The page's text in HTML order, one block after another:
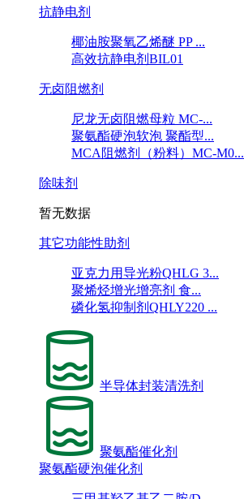
抗静电剂
椰油胺聚氧乙烯醚 PP ...
高效抗静电剂BIL01
无卤阻燃剂
尼龙无卤阻燃母粒 MC-...
聚氨酯硬泡软泡 聚酯型...
MCA阻燃剂（粉料）MC-M0...
除味剂
暂无数据
其它功能性助剂
亚克力用导光粉QHLG 3...
聚烯烃增光增亮剂 食...
磷化氢抑制剂QHLY220 ...
半导体封装清洗剂
聚氨酯催化剂
聚氨酯硬泡催化剂